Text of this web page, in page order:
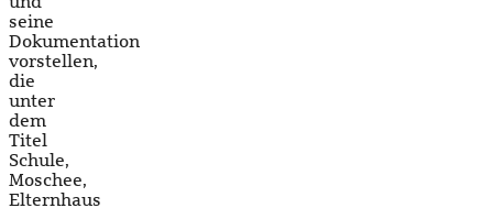
seine
Dokumentation
vorstellen,
die
unter
dem
Titel
Schule,
Moschee,
Elternhaus